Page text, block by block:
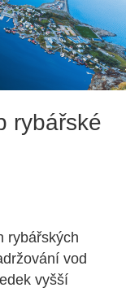
rybářské
rybářských
vod
vyšší